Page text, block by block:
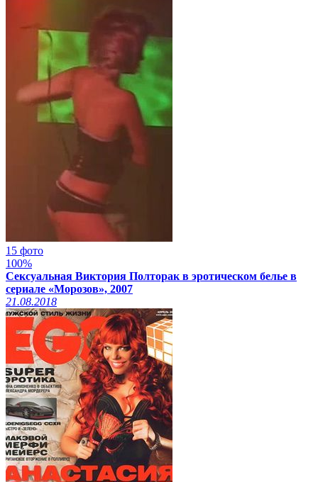
15 фото
100%
Сексуальная Виктория Полторак в эротическом белье в
сериале «Морозов», 2007
21.08.2018